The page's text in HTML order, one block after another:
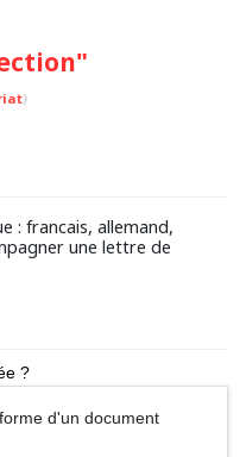
)
: francais, allemand,
une lettre de
?
d'un document